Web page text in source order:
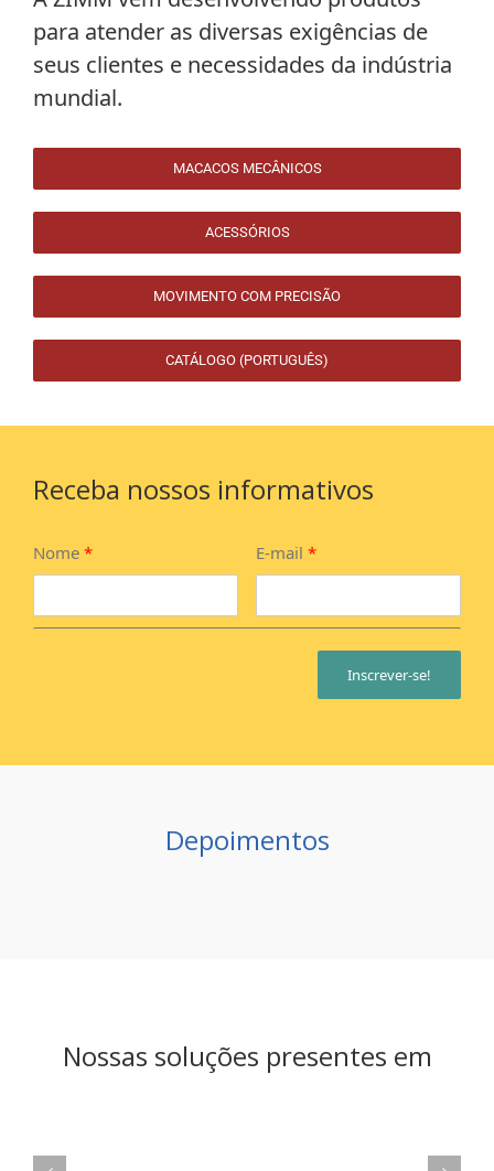
para atender as diversas exigências de
seus clientes e necessidades da indústria
mundial.
MACACOS MECÂNICOS
ACESSÓRIOS
MOVIMENTO COM PRECISÃO
CATÁLOGO (PORTUGUÊS)
Receba nossos informativos
Nome * E-mail *
Inscrever-se!
Depoimentos
Nossas soluções presentes em